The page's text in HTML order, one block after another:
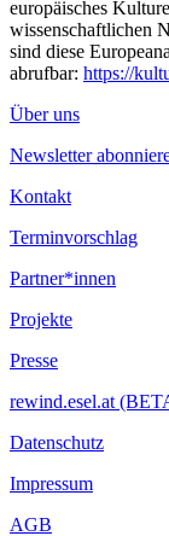
europäisches
wissenschaftlichen
sind diese
abrufbar: https://
Über uns
Newsletter
Kontakt
Terminvorschlag
Partner*innen
Projekte
Presse
rewind.esel.at
Datenschutz
Impressum
AGB